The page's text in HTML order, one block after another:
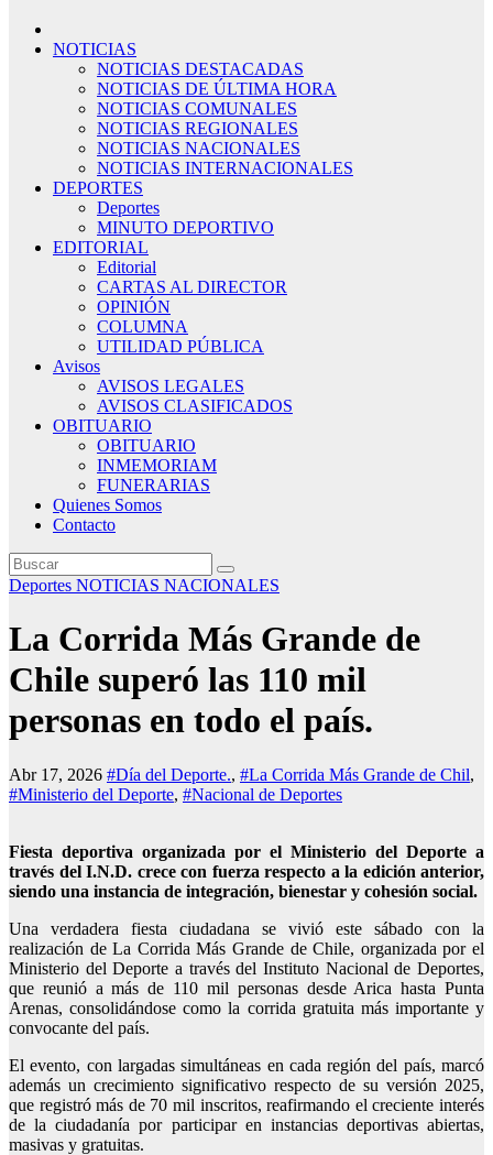
NOTICIAS
NOTICIAS DESTACADAS
NOTICIAS DE ÚLTIMA HORA
NOTICIAS COMUNALES
NOTICIAS REGIONALES
NOTICIAS NACIONALES
NOTICIAS INTERNACIONALES
DEPORTES
Deportes
MINUTO DEPORTIVO
EDITORIAL
Editorial
CARTAS AL DIRECTOR
OPINIÓN
COLUMNA
UTILIDAD PÚBLICA
Avisos
AVISOS LEGALES
AVISOS CLASIFICADOS
OBITUARIO
OBITUARIO
INMEMORIAM
FUNERARIAS
Quienes Somos
Contacto
Deportes NOTICIAS NACIONALES
La Corrida Más Grande de
Chile superó las 110 mil
personas en todo el país.
Abr 17, 2026 #Día del Deporte., #La Corrida Más Grande de Chil,
#Ministerio del Deporte, #Nacional de Deportes
Fiesta deportiva organizada por el Ministerio del Deporte a
través del I.N.D. crece con fuerza respecto a la edición anterior,
siendo una instancia de integración, bienestar y cohesión social.
Una verdadera fiesta ciudadana se vivió este sábado con la
realización de La Corrida Más Grande de Chile, organizada por el
Ministerio del Deporte a través del Instituto Nacional de Deportes,
que reunió a más de 110 mil personas desde Arica hasta Punta
Arenas, consolidándose como la corrida gratuita más importante y
convocante del país.
El evento, con largadas simultáneas en cada región del país, marcó
además un crecimiento significativo respecto de su versión 2025,
que registró más de 70 mil inscritos, reafirmando el creciente interés
de la ciudadanía por participar en instancias deportivas abiertas,
masivas y gratuitas.